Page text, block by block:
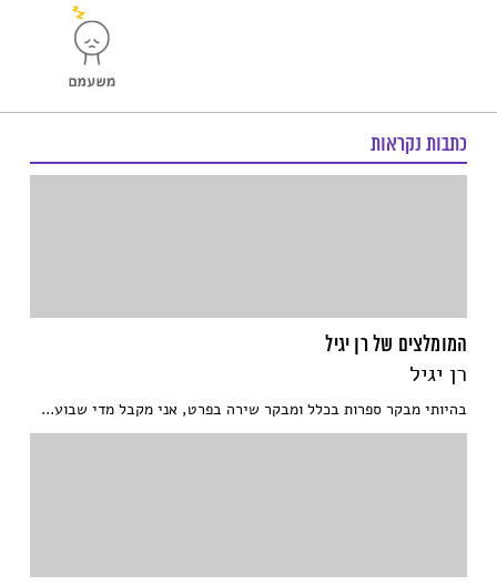
כתבות נקראות
המומלצים של רן יגיל
רן יגיל
בהיותי מבקר ספרות בכלל ומבקר שירה בפרט, אני מקבל מדי שבוע...